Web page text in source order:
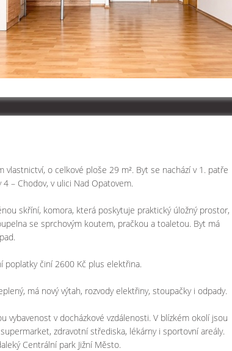
o celkové ploše 29 m². Byt se nachází v 1. patře
– Chodov, v ulici Nad Opatovem.
skříní, komora, která poskytuje praktický úložný prostor,
se sprchovým koutem, pračkou a toaletou. Byt má
poplatky činí 2600 Kč plus elektřina.
má nový výtah, rozvody elektřiny, stoupačky i odpady.
vybavenost v docházkové vzdálenosti. V blízkém okolí jsou
zdravotní střediska, lékárny i sportovní areály.
Centrální park Jižní Město.